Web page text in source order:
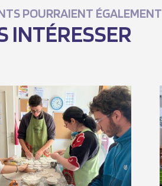
POURRAIENT ÉGALEMENT
INTÉRESSER